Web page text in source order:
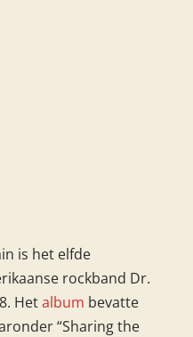
is het elfde
rockband Dr.
Hetalbum bevatte
“Sharing the